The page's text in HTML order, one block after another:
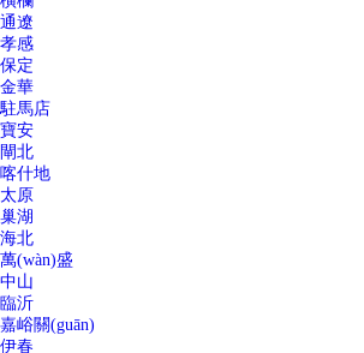
通遼
孝感
保定
金華
駐馬店
寶安
閘北
喀什地
太原
巢湖
海北
萬(wàn)盛
中山
臨沂
嘉峪關(guān)
伊春